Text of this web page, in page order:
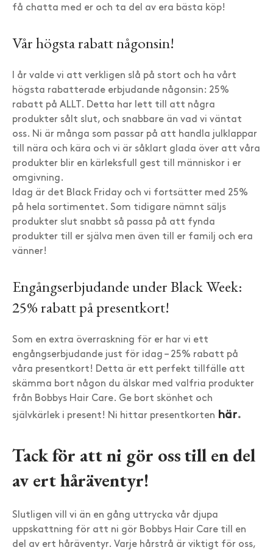
få chatta med er och ta del av era bästa köp!
Vår högsta rabatt någonsin!
I år valde vi att verkligen slå på stort och ha vårt
högsta rabatterade erbjudande någonsin: 25%
rabatt på ALLT. Detta har lett till att några
produkter sålt slut, och snabbare än vad vi väntat
oss. Ni är många som passar på att handla julklappar
till nära och kära och vi är såklart glada över att våra
produkter blir en kärleksfull gest till människor i er
omgivning.
Idag är det Black Friday och vi fortsätter med 25%
på hela sortimentet. Som tidigare nämnt säljs
produkter slut snabbt så passa på att fynda
produkter till er själva men även till er familj och era
vänner!
Engångserbjudande under Black Week:
25% rabatt på presentkort!
Som en extra överraskning för er har vi ett
engångserbjudande just för idag – 25% rabatt på
våra presentkort! Detta är ett perfekt tillfälle att
skämma bort någon du älskar med valfria produkter
från Bobbys Hair Care. Ge bort skönhet och
självkärlek i present! Ni hittar presentkorten här.
Tack för att ni gör osstill en del
av ert håräventyr!
Slutligen vill vi än en gång uttrycka vår djupa
uppskattning för att ni gör Bobbys Hair Care till en
del av ert håräventyr. Varje hårstrå är viktigt för oss,